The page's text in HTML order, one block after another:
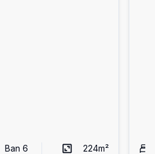
Ban 6 224m²